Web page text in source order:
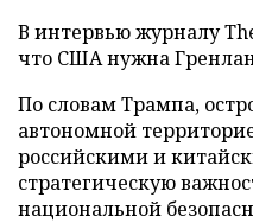
В интервью журналу
что США нужна
По словам Трампа,
автономной
российскими и
стратегическую
национальной